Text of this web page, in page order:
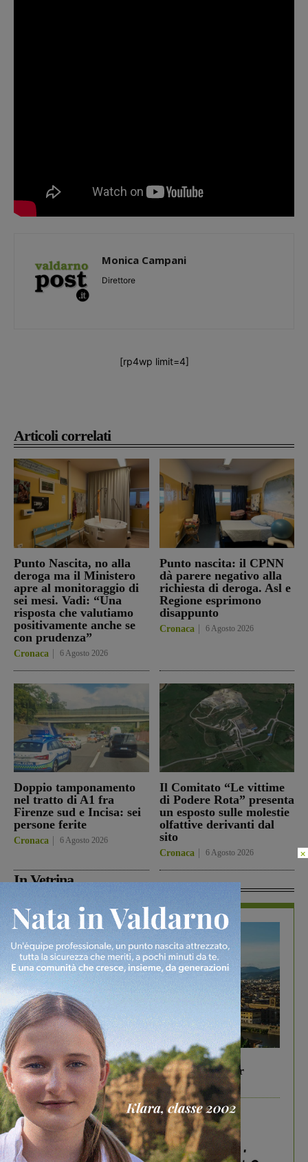
Articoli correlati
Punto Nascita, no alla
deroga ma il Ministero
apre al monitoraggio di
sei mesi. Vadi: “Una
risposta che valutiamo
positivamente anche se
con prudenza”
Cronaca 6 Agosto 2026
Punto nascita: il CPNN
dà parere negativo alla
richiesta di deroga. Asl e
Regione esprimono
disappunto
Cronaca 6 Agosto 2026
Doppio tamponamento
nel tratto di A1 fra
Firenze sud e Incisa: sei
persone ferite
Cronaca 6 Agosto 2026
Il Comitato “Le vittime
di Podere Rota” presenta
un esposto sulle molestie
olfattive derivanti dal
sito
Cronaca 6 Agosto 2026
In Vetrina
In vetrina 6 Agosto 2026
Gita di famiglia a Firenze: 5 idee per far
divertire i tuoi figli
Monica Campani
Direttore
[rp4wp limit=4]
×